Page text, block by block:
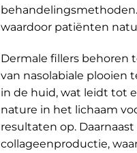
waardoor patiënten
Dermale fillers
van nasolabiale plooien
in de huid, wat leidt tot
nature in het lichaam
resultaten op.
collageenproductie,